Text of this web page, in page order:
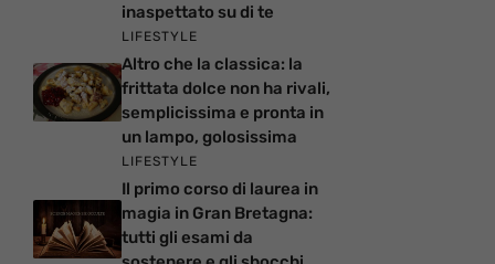
inaspettato su di te
LIFESTYLE
Altro che la classica: la
frittata dolce non ha rivali,
semplicissima e pronta in
un lampo, golosissima
LIFESTYLE
Il primo corso di laurea in
magia in Gran Bretagna:
tutti gli esami da